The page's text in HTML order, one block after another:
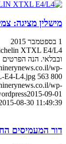
מישלין מציגה:
1 בספטמבר 2015
ובבלאי. הנה הפרטים
wp-
E4-L4.jpg 563 800
wp-
2015-09-01
08-30 11:49:39
דור המעמיסים